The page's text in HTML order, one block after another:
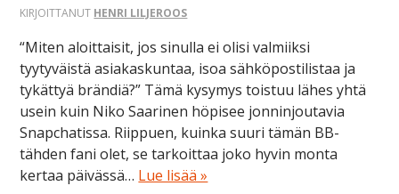
KIRJOITTANUT HENRI LILJEROOS
“Miten aloittaisit, jos sinulla ei olisi valmiiksi
tyytyväistä asiakaskuntaa, isoa sähköpostilistaa ja
tykättyä brändiä?” Tämä kysymys toistuu lähes yhtä
usein kuin Niko Saarinen höpisee jonninjoutavia
Snapchatissa. Riippuen, kuinka suuri tämän BB-
tähden fani olet, se tarkoittaa joko hyvin monta
kertaa päivässä… Lue lisää »